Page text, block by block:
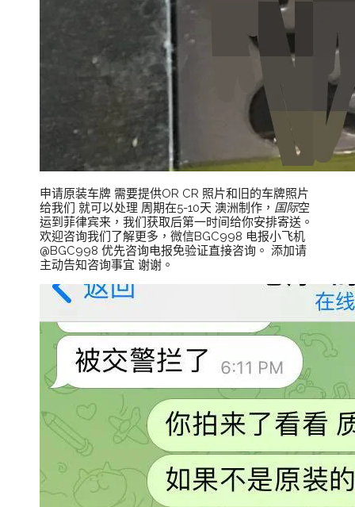
申请原装车牌 需要提供OR CR 照片和旧的车牌照片
给我们 就可以处理 周期在5-10天 澳洲制作， 国际空
运到菲律宾来，我们获取后第一时间给你安排寄送。
欢迎咨询我们了解更多，微信BGC998 电报小飞机
@BGC998 优先咨询电报免验证直接咨询。 添加请
主动告知咨询事宜 谢谢。